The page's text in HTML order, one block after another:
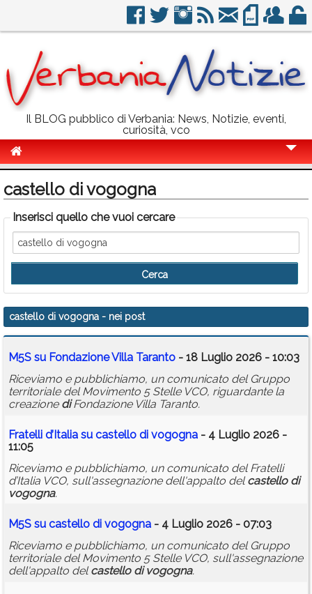
Il BLOG pubblico di Verbania: News, Notizie, eventi,
curiosità, vco
Politica
Sport
Eventi
Info Utili
Rubriche
Calendario
Annunci
castello di vogogna
Inserisci quello che vuoi cercare
castello di vogogna - nei post
M5S su Fondazione Villa Taranto - 18 Luglio 2026 - 10:03
Riceviamo e pubblichiamo, un comunicato del Gruppo
territoriale del Movimento 5 Stelle VCO, riguardante la
creazione diFondazione Villa Taranto.
Fratelli d’Italia su castello di vogogna - 4 Luglio 2026 -
11:05
Riceviamo e pubblichiamo, un comunicato del Fratelli
d’Italia VCO, sull'assegnazione dell'appalto delcastello di
vogogna.
M5S su castello di vogogna - 4 Luglio 2026 - 07:03
Riceviamo e pubblichiamo, un comunicato del Gruppo
territoriale del Movimento 5 Stelle VCO, sull'assegnazione
dell'appalto delcastello di vogogna.